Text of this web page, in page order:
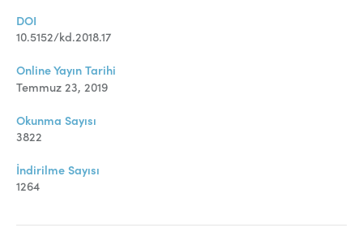
DOI
10.5152/kd.2018.17
Online Yayın Tarihi
Temmuz 23, 2019
Okunma Sayısı
3822
İndirilme Sayısı
1264